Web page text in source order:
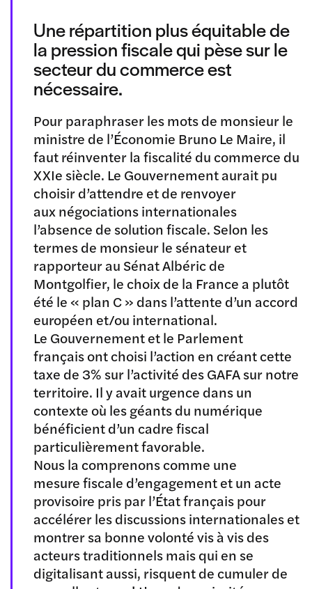
Une répartition plus équitable de
la pression fiscale qui pèse sur le
secteur du commerce est
nécessaire.
Pour paraphraser les mots de monsieur le
ministre de l’Économie Bruno Le Maire, il
faut réinventer la fiscalité du commerce du
XXIe siècle. Le Gouvernement aurait pu
choisir d’attendre et de renvoyer
aux négociations internationales
l’absence de solution fiscale. Selon les
termes de monsieur le sénateur et
rapporteur au Sénat Albéric de
Montgolfier, le choix de la France a plutôt
été le « plan C » dans l’attente d’un accord
européen et/ou international.
Le Gouvernement et le Parlement
français ont choisi l’action en créant cette
taxe de 3% sur l’activité des GAFA sur notre
territoire. Il y avait urgence dans un
contexte où les géants du numérique
bénéficient d’un cadre fiscal
particulièrement favorable.
Nous la comprenons comme une
mesure fiscale d’engagement et un acte
provisoire pris par l’État français pour
accélérer les discussions internationales et
montrer sa bonne volonté vis à vis des
acteurs traditionnels mais qui en se
digitalisant aussi, risquent de cumuler de